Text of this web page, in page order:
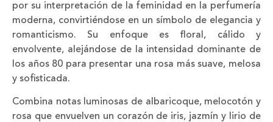
por su interpretación de la feminidad en la perfumería
moderna, convirtiéndose en un símbolo de elegancia y
romanticismo. Su enfoque es floral, cálido y
envolvente, alejándose de la intensidad dominante de
los años 80 para presentar una rosa más suave, melosa
y sofisticada.
Combina notas luminosas de albaricoque, melocotón y
rosa que envuelven un corazón de iris, jazmín y lirio de